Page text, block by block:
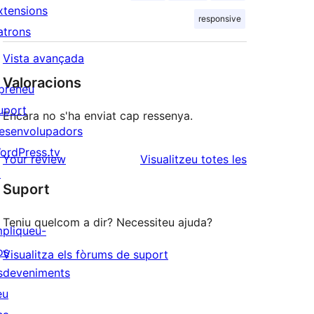
responsive
Vista avançada
Valoracions
Encara no s'ha enviat cap ressenya.
Your review Visualitzeu totes lesressenyes
Suport
Teniu quelcom a dir? Necessiteu ajuda?
Visualitza els fòrums de suport